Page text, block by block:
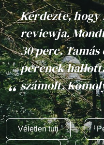
Kérdezte, hogy
reviewja.
30 perc. Tamás
percnek
számolt.
Véletlen tuti